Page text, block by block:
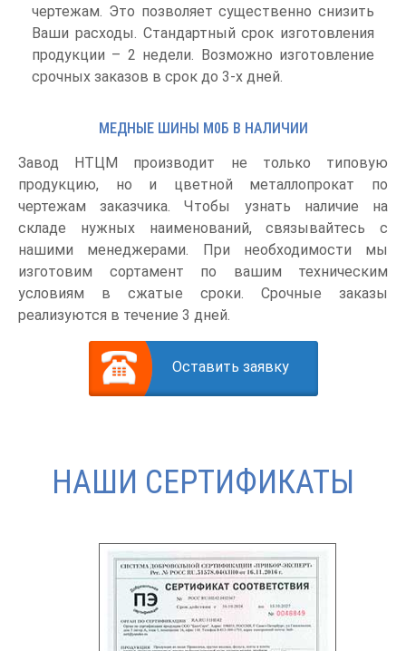
чертежам. Это позволяет существенно снизить
Ваши расходы. Стандартный срок изготовления
продукции – 2 недели. Возможно изготовление
срочных заказов в срок до 3-х дней.
МЕДНЫЕ ШИНЫ М0Б В НАЛИЧИИ
Завод НТЦМ производит не только типовую
продукцию, но и цветной металлопрокат по
чертежам заказчика. Чтобы узнать наличие на
складе нужных наименований, связывайтесь с
нашими менеджерами. При необходимости мы
изготовим сортамент по вашим техническим
условиям в сжатые сроки. Срочные заказы
реализуются в течение 3 дней.
Оставить заявку
НАШИ СЕРТИФИКАТЫ